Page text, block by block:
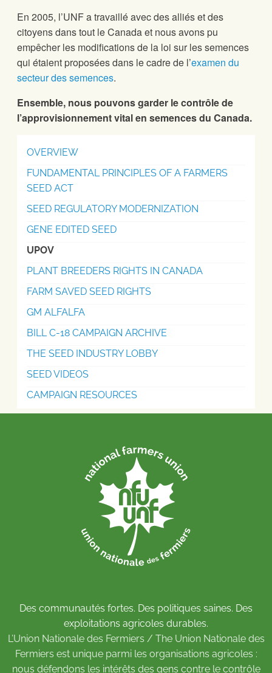
En 2005, l’UNF a travaillé avec des alliés et des
citoyens dans tout le Canada et nous avons pu
empêcher les modifications de la loi sur les semences
qui étaient proposées dans le cadre de l’examen du
secteur des semences.
Ensemble, nous pouvons garder le contrôle de
l’approvisionnement vital en semences du Canada.
OVERVIEW
FUNDAMENTAL PRINCIPLES OF A FARMERS
SEED ACT
SEED REGULATORY MODERNIZATION
GENE EDITED SEED
UPOV
PLANT BREEDERS RIGHTS IN CANADA
FARM SAVED SEED RIGHTS
GM ALFALFA
BILL C-18 CAMPAIGN ARCHIVE
THE SEED INDUSTRY LOBBY
SEED VIDEOS
CAMPAIGN RESOURCES
Des communautés fortes. Des politiques saines. Des
exploitations agricoles durables.
L’Union Nationale des Fermiers / The Union Nationale des
Fermiers est unique parmi les organisations agricoles :
nous défendons les intérêts des gens contre le contrôle